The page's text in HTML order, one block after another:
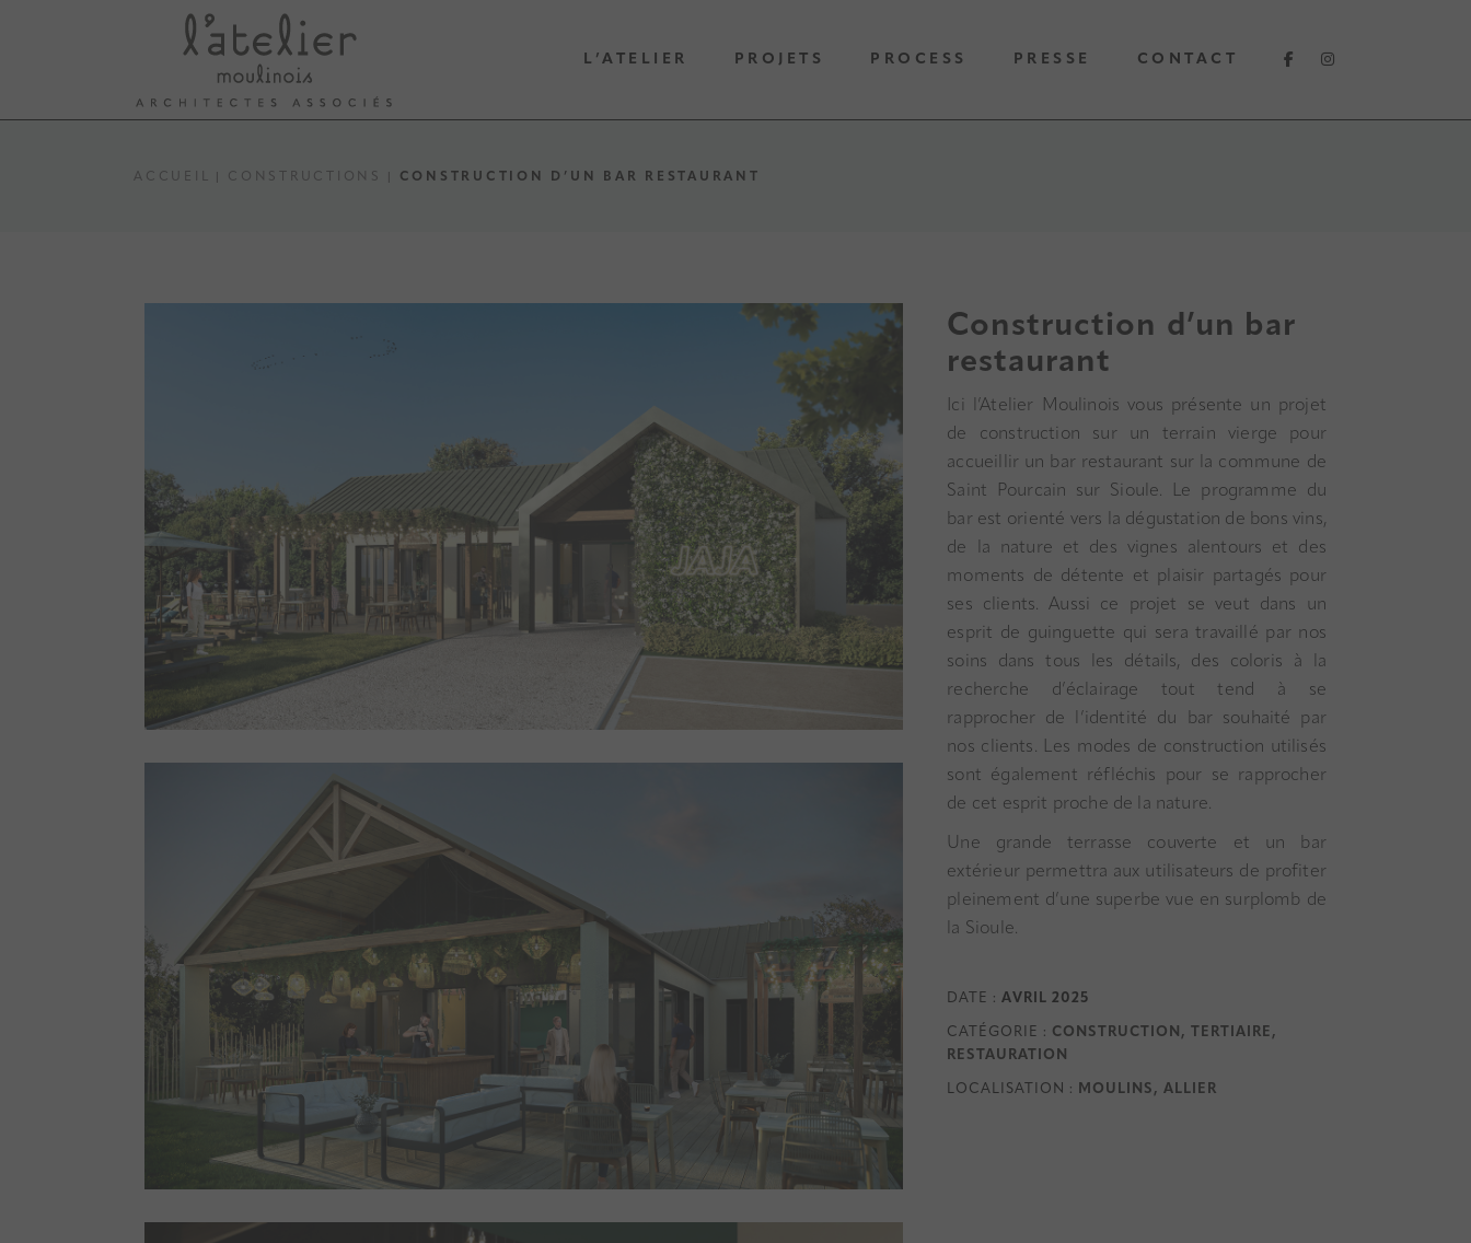
L’ATELIER PROJETS PROCESS PRESSE CONTACT
ACCUEIL CONSTRUCTIONS CONSTRUCTION D’UN BAR RESTAURANT
Construction d’un bar
restaurant
Ici l’Atelier Moulinois vous présente un projet
de construction sur un terrain vierge pour
accueillir un bar restaurant sur la commune de
Saint Pourcain sur Sioule. Le programme du
bar est orienté vers la dégustation de bons vins,
de la nature et des vignes alentours et des
moments de détente et plaisir partagés pour
ses clients. Aussi ce projet se veut dans un
esprit de guinguette qui sera travaillé par nos
soins dans tous les détails, des coloris à la
recherche d’éclairage tout tend à se
rapprocher de l’identité du bar souhaité par
nos clients. Les modes de construction utilisés
sont également réfléchis pour se rapprocher
de cet esprit proche de la nature.
Une grande terrasse couverte et un bar
extérieur permettra aux utilisateurs de profiter
pleinement d’une superbe vue en surplomb de
la Sioule.
DATE :AVRIL 2025
CATÉGORIE : CONSTRUCTION, TERTIAIRE,
RESTAURATION
LOCALISATION : MOULINS, ALLIER